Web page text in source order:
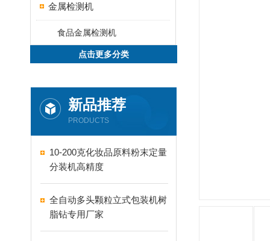
金属检测机
食品金属检测机
点击更多分类
新品推荐
PRODUCTS
10-200克化妆品原料粉末定量
分装机高精度
全自动多头颗粒立式包装机树
脂钻专用厂家